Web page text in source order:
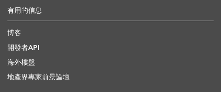
有用的信息
博客
開發者API
海外樓盤
地產界專家前景論壇